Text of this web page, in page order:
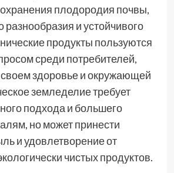
плодородия почвы,
разнообразия и устойчивого
продукты пользуются
среди потребителей,
здоровье и окружающей
земледелие требует
подхода и большего
но может принести
и удовлетворение от
чистых продуктов.